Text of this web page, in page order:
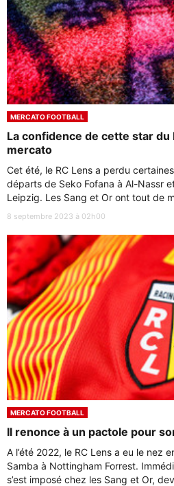
MERCATO FOOTBALL
La confidence de cette star du
mercato
Cet été, le RC Lens a perdu
départs de Seko Fofana à Al-Nassr
Leipzig. Les Sang et Or ont tout de
8 septembre 2023 à 02h00
MERCATO FOOTBALL
Il renonce à un pactole pour
A l’été 2022, le RC Lens a eu le nez
Samba à Nottingham Forrest.
s’est imposé chez les Sang et Or,